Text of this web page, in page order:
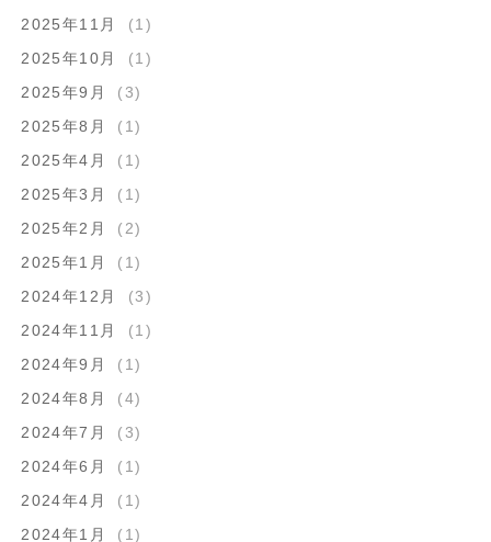
2025年11月
(1)
2025年10月
(1)
2025年9月
(3)
2025年8月
(1)
2025年4月
(1)
2025年3月
(1)
2025年2月
(2)
2025年1月
(1)
2024年12月
(3)
2024年11月
(1)
2024年9月
(1)
2024年8月
(4)
2024年7月
(3)
2024年6月
(1)
2024年4月
(1)
2024年1月
(1)